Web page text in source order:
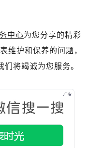
中心为您分享的精彩
维护和保养的问题，
将竭诚为您服务。